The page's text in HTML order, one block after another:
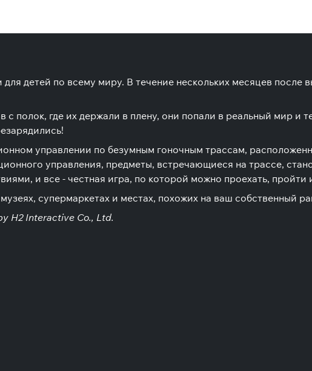
детей по всему миру. В течение нескольких месяцев после
полок, где их держали в плену, они попали в реальный мир и
управлении по безумным гоночным трассам,
управления, предметы, встречающиеся на трассе,
и все - честная игра, по которой можно проехать, пройти
супермаркетах и местах, похожих на ваш собственный
H2 Interactive Co., Ltd.